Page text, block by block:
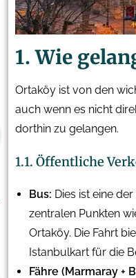
1. Wie
Ortaköy ist von den
auch wenn es nicht
dorthin zu gelangen.
1.1. Öffentliche
Bus: Dies ist eine
zentralen Punkten
Ortaköy. Die Fahrt
Istanbulkart für die
Fähre (Marmaray +